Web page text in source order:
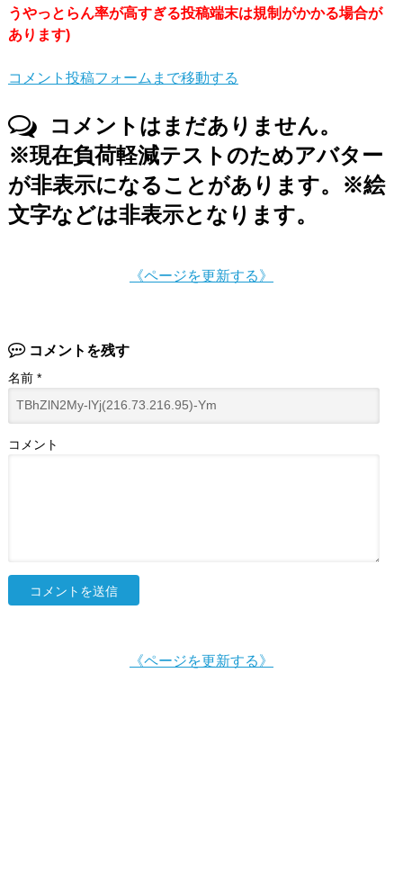
うやっとらん率が高すぎる投稿端末は規制がかかる場合が
あります)
コメント投稿フォームまで移動する
コメントはまだありません。
※現在負荷軽減テストのためアバター
が非表示になることがあります。※絵
文字などは非表示となります。
《ページを更新する》
コメントを残す
名前 *
コメント
《ページを更新する》